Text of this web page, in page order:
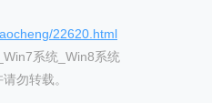
22620.html
系统_Win8系统
勿转载。